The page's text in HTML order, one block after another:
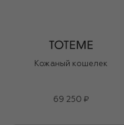
Кожаный кошелек
69 250 ₽